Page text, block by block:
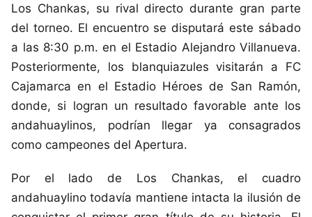
Los Chankas, su rival directo durante gran parte
del torneo. El encuentro se disputará este sábado
a las 8:30 p.m. en el Estadio Alejandro Villanueva.
Posteriormente, los blanquiazules visitarán a FC
Cajamarca en el Estadio Héroes de San Ramón,
donde, si logran un resultado favorable ante los
andahuaylinos, podrían llegar ya consagrados
como campeones del Apertura.
Por el lado de Los Chankas, el cuadro
andahuaylino todavía mantiene intacta la ilusión de